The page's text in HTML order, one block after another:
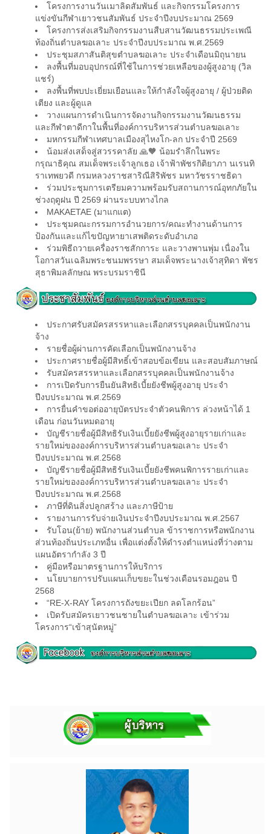
โครงการงานวันเมาลิดสัมพันธ์ และกิจกรรมโครงการ
แข่งขันกีฬาเยาวชนสัมพันธ์ ประจำปีงบประมาณ 2569
โครงการส่งเสริมกิจกรรมงานสืบสานวัฒนธรรมประเพณี
ท้องถิ่นตำบลฆอเลาะ ประจำปีงบประมาณ พ.ศ.2569
ประชุมสภาสันติสุขตำบลฆอเลาะ ประจำเดือนมิถุนายน
ลงพื้นที่มอบอุปกรณ์ที่ใช้ในการช่วยเหลือของผู้สูงอายุ (วิล
แชร์)
ลงพื้นที่พบปะเยี่ยมเยือนและให้กำลังใจผู้สูงอายุ / ผู้ป่วยติด
เตียง และผู้ดูแล
วางแผนการดำเนินการจัดงานกิจกรรมงานวัฒนธรรม
และกีฬาตาดีกาในพื้นที่องค์การบริหารส่วนตำบลฆอเลาะ
มหกรรมกีฬาเทศบาลเมืองสุไหงโก-ลก ประจำปี 2569
น้อมส่งเสด็จสู่สวรรคาลัย 🙏🧡 น้อมรำลึกในพระ
กรุณาธิคุณ สมเด็จพระเจ้าลูกเธอ เจ้าฟ้าพัชรกิติยาภา นเรนทิ
ราเทพยวดี กรมหลวงราชสาริณีสิริพัชร มหาวัชรราชธิดา
ร่วมประชุมการเตรียมความพร้อมรับสถานการณ์อุทกภัยใน
ช่วงฤดูฝน ปี 2569 ผ่านระบบทางไกล
MAKAETAE (มาแกแต)
ประชุมคณะกรรมการอำนวยการ/คณะทำงานด้านการ
ป้องกันและแก้ไขปัญหายาเสพติดระดับอำเภอ
ร่วมพิธีถวายเครื่องราชสักการะ และวางพานพุ่ม เนื่องใน
โอกาสวันเฉลิมพระชนมพรรษา สมเด็จพระนางเจ้าสุทิดา พัชร
สุธาพิมลลักษณ พระบรมราชินี
ประกาศรับสมัครสรรหาและเลือกสรรบุคคลเป็นพนักงาน
จ้าง
รายชื่อผู้ผ่านการคัดเลือกเป็นพนักงานจ้าง
ประกาศรายชื่อผู้มีสิทธิ์เข้าสอบข้อเขียน และสอบสัมภาษณ์
รับสมัครสรรหาและเลือกสรรบุคคลเป็นพนักงานจ้าง
การเปิดรับการยืนยันสิทธิเบี้ยยังชีพผู้สูงอายุ ประจำ
ปีงบประมาณ พ.ศ.2569
การยื่นคำขอต่ออายุบัตรประจำตัวคนพิการ ล่วงหน้าได้ 1
เดือน ก่อนวันหมดอายุ
บัญชีรายชื่อผู้มีสิทธิรับเงินเบี้ยยังชีพผู้สูงอายุรายเก่าและ
รายใหม่ขององค์การบริหารส่วนตำบลฆอเลาะ ประจำ
ปีงบประมาณ พ.ศ.2568
บัญชีรายชื่อผู้มีสิทธิรับเงินเบี้ยยังชีพคนพิการรายเก่าและ
รายใหม่ขององค์การบริหารส่วนตำบลฆอเลาะ ประจำ
ปีงบประมาณ พ.ศ.2568
ภาษีที่ดินสิ่งปลูกสร้าง และภาษีป้าย
รายงานการรับจ่ายเงินประจำปีงบประมาณ พ.ศ.2567
รับโอน(ย้าย) พนักงานส่วนตำบล ข้าราชการหรือพนักงาน
ส่วนท้องถิ่นประเภทอื่น เพื่อแต่งตั้งให้ดำรงตำแหน่งที่ว่างตาม
แผนอัตรากำลัง 3 ปี
คู่มือหรือมาตรฐานการให้บริการ
นโยบายการปรับแผนเก็บขยะในช่วงเดือนรอมฎอน ปี
2568
“RE-X-RAY โครงการถังขยะเปียก ลดโลกร้อน”
เปิดรับสมัครเยาวชนชายในตำบลฆอเลาะ เข้าร่วม
โครงการ“เข้าสุนัตหมู่”